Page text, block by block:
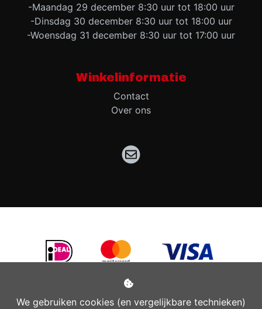
We gebruiken cookies (en vergelijkbare technieken)
-Maandag 29 december 8:30 uur tot 18:00 uur
-Dinsdag 30 december 8:30 uur tot 18:00 uur
-Woensdag 31 december 8:30 uur tot 17:00 uur
Winkelinformatie
Contact
Over ons